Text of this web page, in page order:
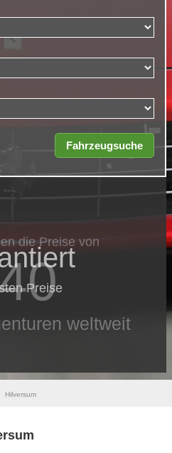
die Preise von
weltweit
Preise
Hilversum